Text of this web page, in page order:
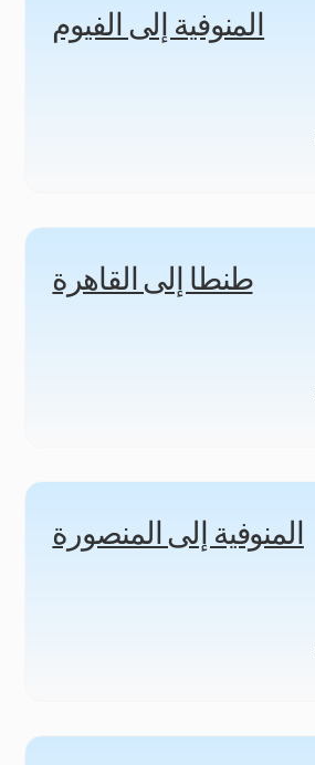
المنوفية إلى الفيوم
طنطا إلى القاهرة
المنوفية إلى المنصورة